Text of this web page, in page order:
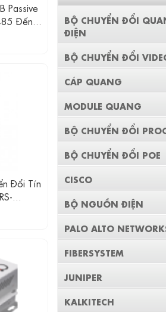
Passive
Đến 4
Đổi Tín
BỘ CHUYỂN ĐỔI
ĐIỆN
BỘ CHUYỂN ĐỔI
CÁP QUANG
MODULE QUANG
BỘ CHUYỂN ĐỔI
BỘ CHUYỂN ĐỔI POE
CISCO
BỘ NGUỒN ĐIỆN
PALO ALTO
FIBERSYSTEM
JUNIPER
KALKITECH